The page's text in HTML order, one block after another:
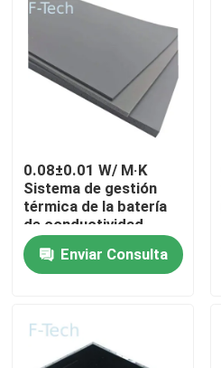
Espectáculo VR
Sobre nosotros
Recorrido por la fábrica
Control de calidad
Contacta con nosotros
Casos de trabajo
0.08±0.01 W/ M·K
Sistema de gestión
térmica de la batería
de conductividad
térmica para
automóviles /
vehículos eléctricos
Enviar Consulta